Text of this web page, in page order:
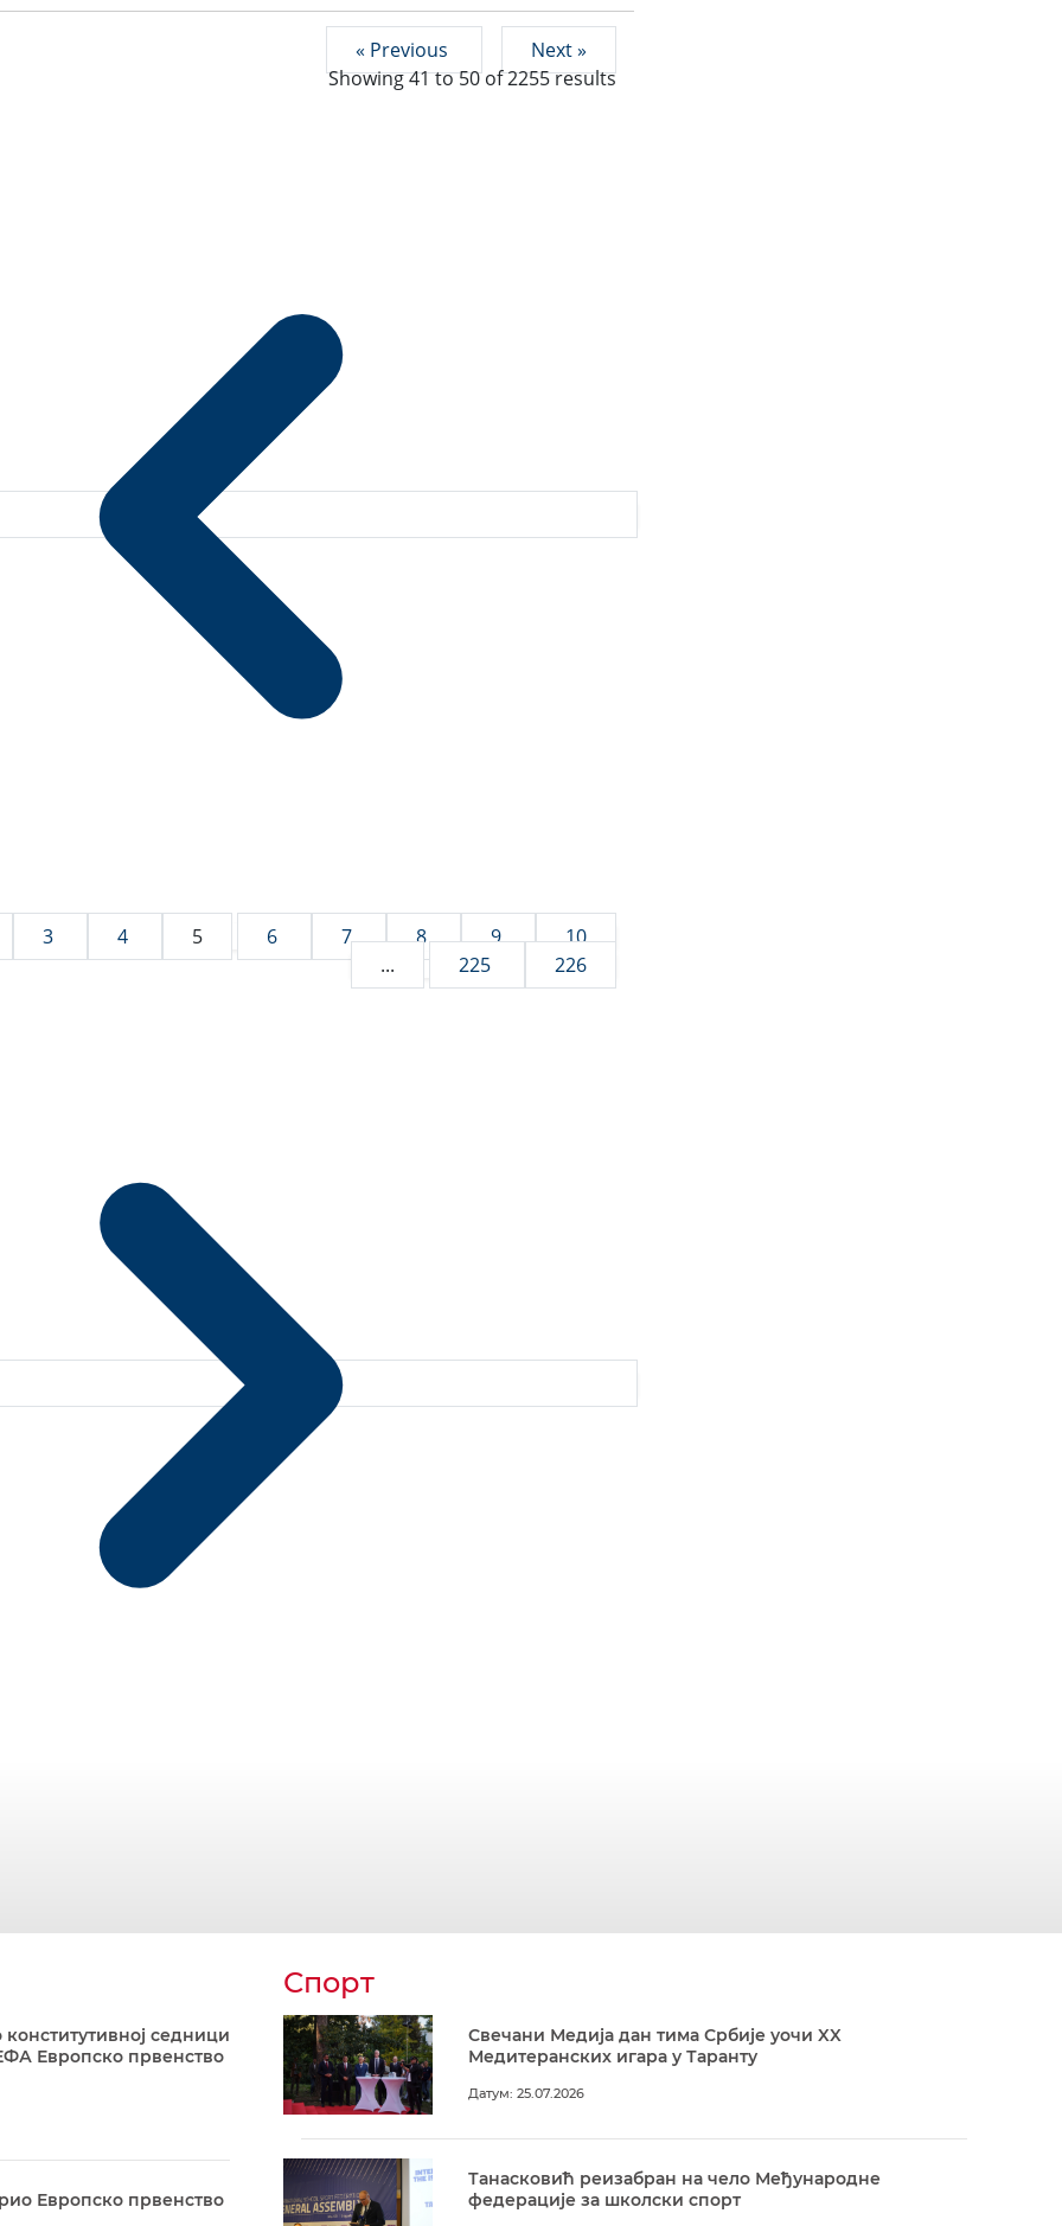
« Previous
Next »
Showing41to50of2255results
3 4 5 6 7 8 9
10
...
225 226
седници
Европско првенство
Европско првенство
Спорт
Свечани Медија дан тима Србије уочи XX
Медитеранских игара у Таранту
Датум: 25.07.2026
Танасковић реизабран на чело Међународне
федерације за школски спорт